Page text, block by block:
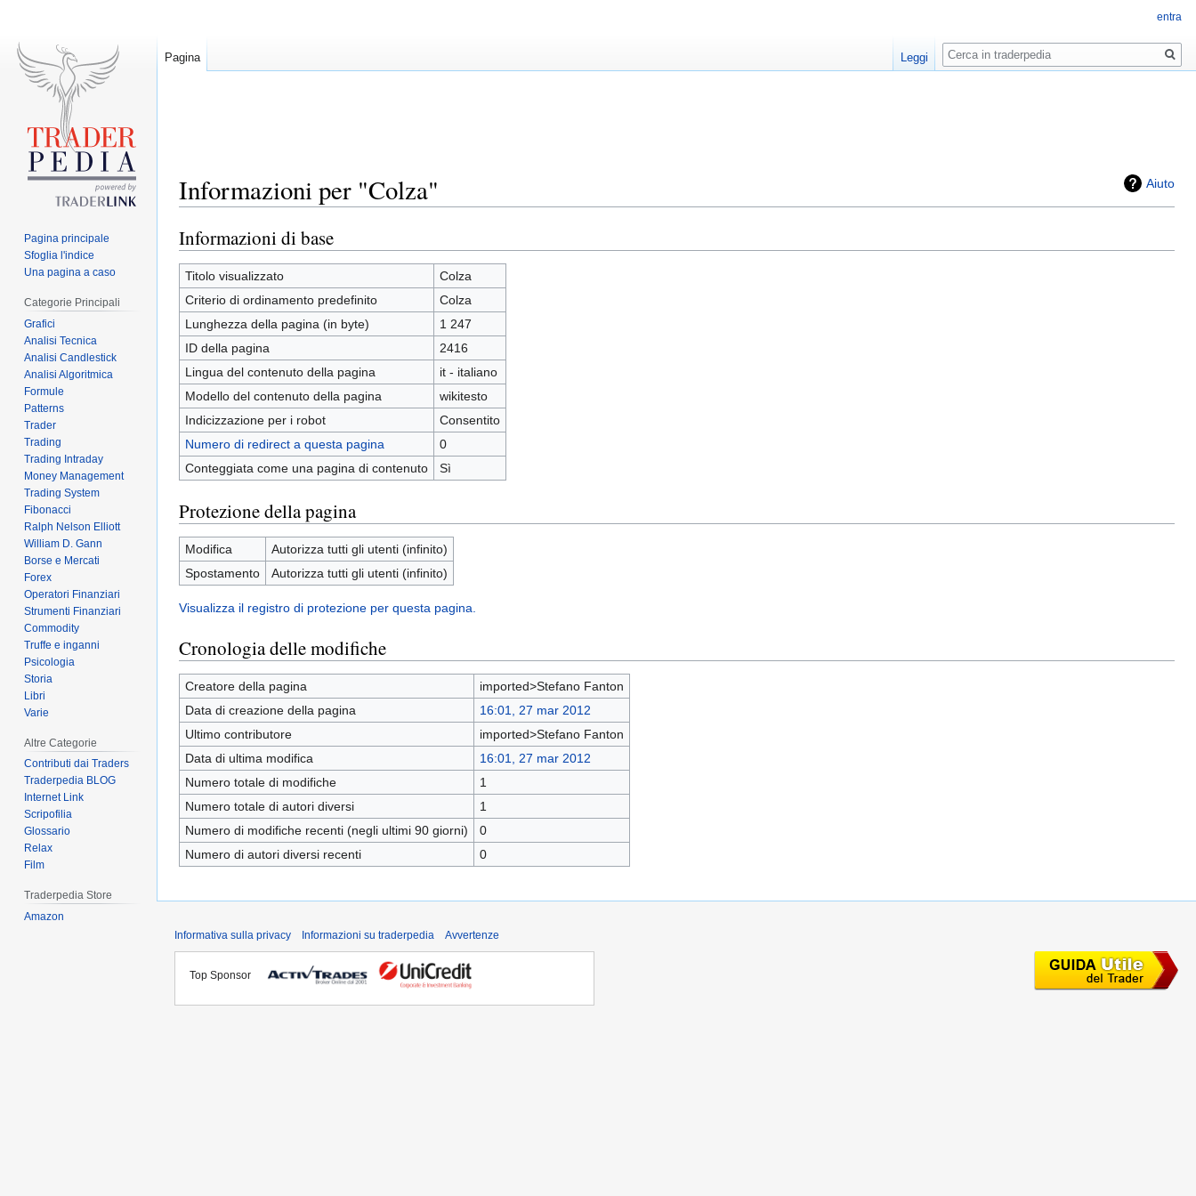
Aiuto
Informazioni per "Colza"
Jump
to
navigation
Jump
to
search
Informazioni di base
Titolo visualizzato
Colza
Criterio di ordinamento predefinito
Colza
Lunghezza della pagina (in byte)
1 247
ID della pagina
2416
Lingua del contenuto della pagina
it - italiano
Modello del contenuto della pagina
wikitesto
Indicizzazione per i robot
Consentito
Numero di redirect a questa pagina
0
Conteggiata come una pagina di contenuto
Sì
Protezione della pagina
Modifica
Autorizza tutti gli utenti (infinito)
Spostamento
Autorizza tutti gli utenti (infinito)
Visualizza il registro di protezione per questa pagina.
Cronologia delle modifiche
Creatore della pagina
imported>Stefano Fanton
Data di creazione della pagina
16:01, 27 mar 2012
Ultimo contributore
imported>Stefano Fanton
Data di ultima modifica
16:01, 27 mar 2012
Numero totale di modifiche
1
Numero totale di autori diversi
1
Numero di modifiche recenti (negli ultimi 90 giorni)
0
Numero di autori diversi recenti
0
entra
Pagina Leggi
Ricerca
Pagina principale
Sfoglia l'indice
Una pagina a caso
Categorie Principali
Grafici
Analisi Tecnica
Analisi Candlestick
Analisi Algoritmica
Formule
Patterns
Trader
Trading
Trading Intraday
Money Management
Trading System
Fibonacci
Ralph Nelson Elliott
William D. Gann
Borse e Mercati
Forex
Operatori Finanziari
Strumenti Finanziari
Commodity
Truffe e inganni
Psicologia
Storia
Libri
Varie
Altre Categorie
Contributi dai Traders
Traderpedia BLOG
Internet Link
Scripofilia
Glossario
Relax
Film
Traderpedia Store
Amazon
Informativa sulla privacy
Informazioni su traderpedia Avvertenze
Top Sponsor